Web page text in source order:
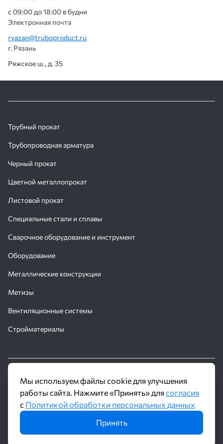
с 09:00 до 18:00 в будни
Электронная почта
ryazan@truboproduct.ru
г. Рязань
Ряжское ш., д. 35
Трубный прокат
Трубопроводная арматура
Черный прокат
Цветной металлопрокат
Листовой прокат
Специальные стали и сплавы
Сварочное оборудование и инструмент
Оборудование
Металлические конструкции
Метизы
Вентиляционные системы
Стройматериалы
© 2016 - 2026 Производственное объединение «Трубное
Решение»
Политика обработки персональных данных
Информация на сайте не является публичной офертой и носит
ознакомительный характер. Наличие, описание и цены уточняйте у
Мы используем файлы cookie для улучшения
работы сайта. Нажмите «Принять» длясогласия
с Политикой обработки персональных данных
Принять